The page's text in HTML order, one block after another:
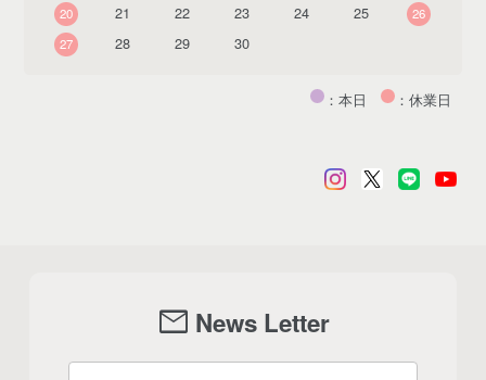
20
21 22 23 24 25
26
27
28 29 30
：本日 ：休業日
mail News Letter